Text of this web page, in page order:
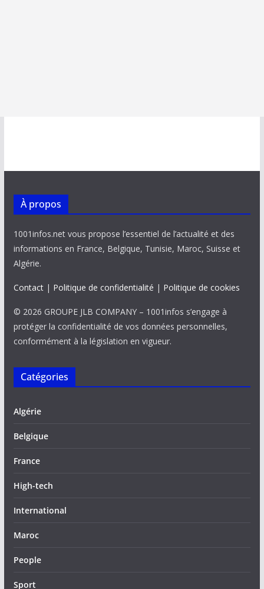
À propos
1001infos.net vous propose l’essentiel de l’actualité et des
informations en France, Belgique, Tunisie, Maroc, Suisse et
Algérie.
Contact| Politique de confidentialité | Politique de cookies
© 2026 GROUPE JLB COMPANY – 1001infos s’engage à
protéger la confidentialité de vos données personnelles,
conformément à la législation en vigueur.
Catégories
Algérie
Belgique
France
High-tech
International
Maroc
People
Sport